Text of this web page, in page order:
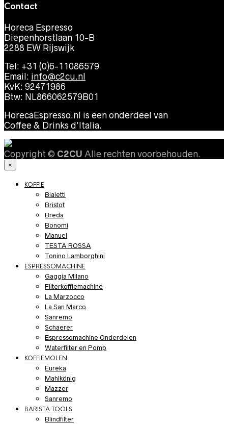
Contact
Horeca Espresso
Diepenhorstlaan 10-B
2288 EW Rijswijk
Tel: +31 (0)6-11086579
Email: info@c2cu.nl
KvK: 92471986
Btw: NL866062579B01
HorecaEspresso.nl is een onderdeel van
Coffee & Drinks d’Italia.
Copyright © C2CU Alle rechten voorbehouden.
×
KOFFIE
Bialetti
Bristot
Breda
Bonomi
Manuel
TESTA ROSSA
Tonino Lamborghini
ESPRESSOMACHINE
Gaggia Milano
Filterkoffiemachine
La Marzocco
La San Marco
Sanremo
Schaerer
Espressomachine Onderdelen
Waterfilter en Pomp
KOFFIEMOLEN
Eureka
Mahlkönig
Mazzer
Sanremo
BARISTA TOOLS
Blindfilter